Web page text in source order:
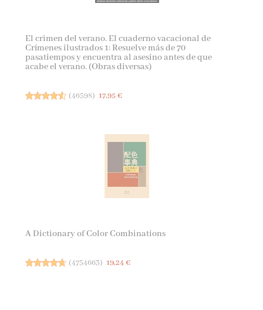
El crimen del verano. El cuaderno vacacional de
Crímenes ilustrados 1: Resuelve más de 70
pasatiempos y encuentra al asesino antes de que
acabe el verano. (Obras diversas)
(46598) 17,95 €
A Dictionary of Color Combinations
(4754663) 19,24 €